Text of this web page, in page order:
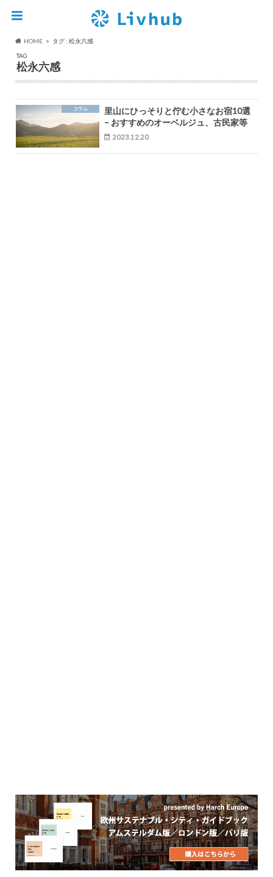
HOME
タグ : 松永六感
TAG
松永六感
コラム
里山にひっそりと佇む小さなお宿10選
– おすすめのオーベルジュ、古民家等
2023.12.20